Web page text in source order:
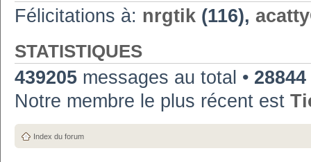
Félicitations à: nrgtik (116),
STATISTIQUES
439205 messages au total • 28844
Notre membre le plus récent est
Index du forum